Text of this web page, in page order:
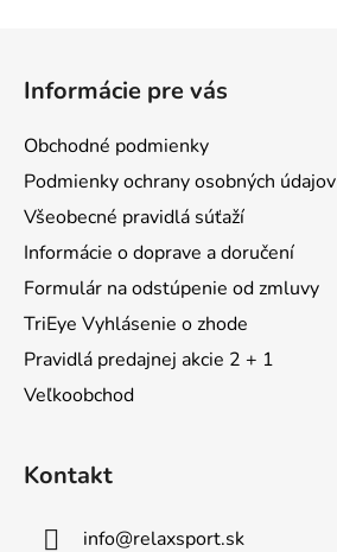
Informácie pre vás
Obchodné podmienky
Podmienky ochrany osobných údajov
Všeobecné pravidlá súťaží
Informácie o doprave a doručení
Formulár na odstúpenie od zmluvy
TriEye Vyhlásenie o zhode
Pravidlá predajnej akcie 2 + 1
Veľkoobchod
Kontakt
info@relaxsport.sk